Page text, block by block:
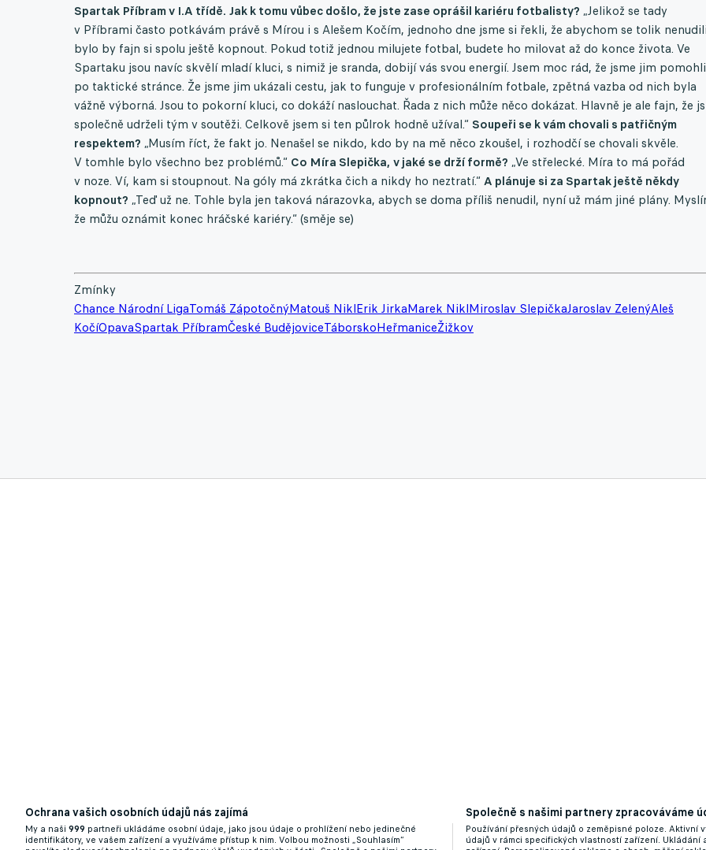
Spartak Příbram v I.A třídě. Jak k tomu vůbec došlo, že jste zase oprášil kariéru fotbalisty? „Jelikož se tady
v Příbrami často potkávám právě s Mírou i s Alešem Kočím, jednoho dne jsme si řekli, že abychom se tolik
bylo by fajn si spolu ještě kopnout. Pokud totiž jednou milujete fotbal, budete ho milovat až do konce života. Ve
Spartaku jsou navíc skvělí mladí kluci, s nimiž je sranda, dobijí vás svou energií. Jsem moc rád, že jsme jim pomohli
po taktické stránce. Že jsme jim ukázali cestu, jak to funguje v profesionálním fotbale, zpětná vazba od nich byla
vážně výborná. Jsou to pokorní kluci, co dokáží naslouchat. Řada z nich může něco dokázat. Hlavně je ale fajn, že
společně udrželi tým v soutěži. Celkově jsem si ten půlrok hodně užíval.“ Soupeři se k vám chovali s patřičným
respektem? „Musím říct, že fakt jo. Nenašel se nikdo, kdo by na mě něco zkoušel, i rozhodčí se chovali skvěle.
V tomhle bylo všechno bez problémů.“ Co Míra Slepička, v jaké se drží formě? „Ve střelecké. Míra to má pořád
v noze. Ví, kam si stoupnout. Na góly má zkrátka čich a nikdy ho neztratí.“ A plánuje si za Spartak ještě někdy
kopnout? „Teď už ne. Tohle byla jen taková nárazovka, abych se doma příliš nenudil, nyní už mám jiné plány.
že můžu oznámit konec hráčské kariéry.“ (směje se)
Zmínky
Chance Národní LigaTomáš ZápotočnýMatouš NiklErik JirkaMarek NiklMiroslav SlepičkaJaroslav ZelenýAleš
KočíOpavaSpartak PříbramČeské BudějoviceTáborskoHeřmaniceŽižkov
Ochrana vašich osobních údajů nás zajímá
My a naši 999 partneři ukládáme osobní údaje, jako jsou údaje o prohlížení nebo jedinečné
identifikátory, ve vašem zařízení a využíváme přístup k nim. Volbou možnosti „Souhlasím“
Společně s našimi partnery zpracováváme
Používání přesných údajů o zeměpisné poloze. Aktivní
údajů v rámci specifických vlastností zařízení. Ukládání